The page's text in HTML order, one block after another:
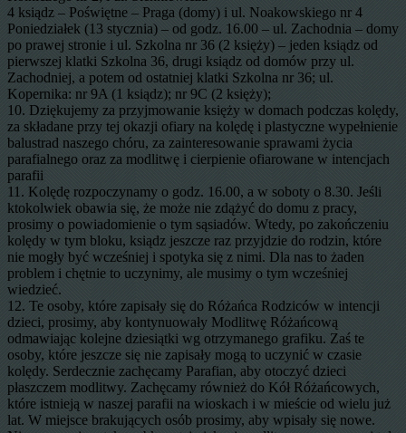
4 ksiądz – Poświętne – Praga (domy) i ul. Noakowskiego nr 4
Poniedziałek (13 stycznia) – od godz. 16.00 – ul. Zachodnia – domy
po prawej stronie i ul. Szkolna nr 36 (2 księży) – jeden ksiądz od
pierwszej klatki Szkolna 36, drugi ksiądz od domów przy ul.
Zachodniej, a potem od ostatniej klatki Szkolna nr 36; ul.
Kopernika: nr 9A (1 ksiądz); nr 9C (2 księży);
10. Dziękujemy za przyjmowanie księży w domach podczas kolędy,
za składane przy tej okazji ofiary na kolędę i plastyczne wypełnienie
balustrad naszego chóru, za zainteresowanie sprawami życia
parafialnego oraz za modlitwę i cierpienie ofiarowane w intencjach
parafii
11. Kolędę rozpoczynamy o godz. 16.00, a w soboty o 8.30. Jeśli
ktokolwiek obawia się, że może nie zdążyć do domu z pracy,
prosimy o powiadomienie o tym sąsiadów. Wtedy, po zakończeniu
kolędy w tym bloku, ksiądz jeszcze raz przyjdzie do rodzin, które
nie mogły być wcześniej i spotyka się z nimi. Dla nas to żaden
problem i chętnie to uczynimy, ale musimy o tym wcześniej
wiedzieć.
12. Te osoby, które zapisały się do Różańca Rodziców w intencji
dzieci, prosimy, aby kontynuowały Modlitwę Różańcową
odmawiając kolejne dziesiątki wg otrzymanego grafiku. Zaś te
osoby, które jeszcze się nie zapisały mogą to uczynić w czasie
kolędy. Serdecznie zachęcamy Parafian, aby otoczyć dzieci
płaszczem modlitwy. Zachęcamy również do Kół Różańcowych,
które istnieją w naszej parafii na wioskach i w mieście od wielu już
lat. W miejsce brakujących osób prosimy, aby wpisały się nowe.